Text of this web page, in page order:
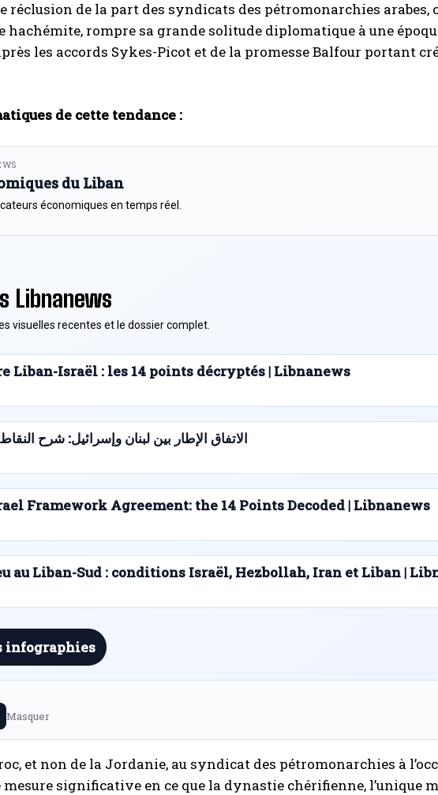
réclusion de la part des syndicats des pétromonarchies
hachémite, rompre sa grande solitude diplomatique à une
les accords Sykes-Picot et de la promesse Balfour portant
de cette tendance :
du Liban
économiques en temps réel.
Libnanews
visuelles recentes et le dossier complet.
Liban-Israël : les 14 points décryptés | Libnanews
الاتفاق الإطار بين لبنان وإسرائيل: شرح النقاط الـ14 |
Framework Agreement: the 14 Points Decoded | Libnanews
au Liban-Sud : conditions Israël, Hezbollah, Iran et Liban |
infographies
Masquer
et non de la Jordanie, au syndicat des pétromonarchies à
mesure significative en ce que la dynastie chérifienne, l’unique